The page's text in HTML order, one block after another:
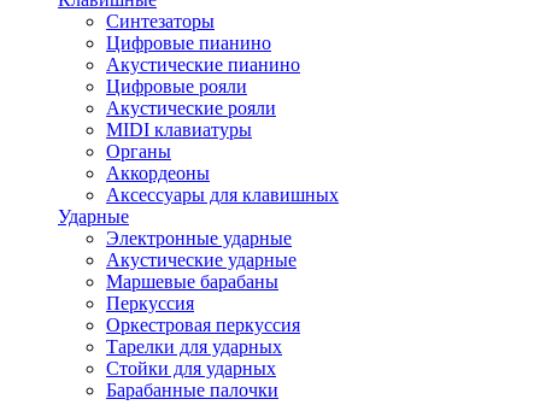
Синтезаторы
Цифровые пианино
Акустические пианино
Цифровые рояли
Акустические рояли
MIDI клавиатуры
Органы
Аккордеоны
Аксессуары для клавишных
Ударные
Электронные ударные
Акустические ударные
Маршевые барабаны
Перкуссия
Оркестровая перкуссия
Тарелки для ударных
Стойки для ударных
Барабанные палочки